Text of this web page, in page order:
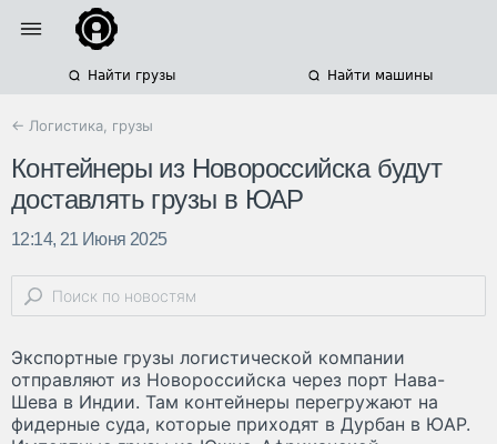
Найти грузы Найти машины
← Логистика, грузы
Контейнеры из Новороссийска будут
доставлять грузы в ЮАР
12:14, 21 Июня 2025
Экспортные грузы логистической компании
отправляют из Новороссийска через порт Нава-
Шева в Индии. Там контейнеры перегружают на
фидерные суда, которые приходят в Дурбан в ЮАР.